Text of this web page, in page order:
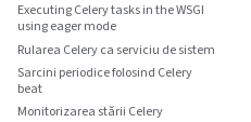
Executing Celery tasks in the WSGI
using eager mode
Rularea Celery ca serviciu de sistem
Sarcini periodice folosind Celery
beat
Monitorizarea stării Celery